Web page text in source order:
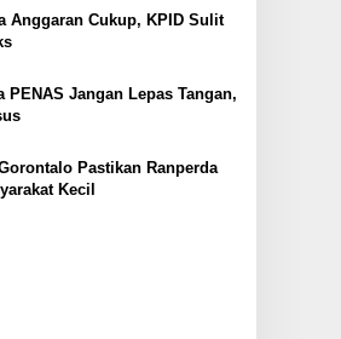
Anggaran Cukup, KPID Sulit
Jangan Lepas Tangan,
Pastikan Ranperda
Kecil